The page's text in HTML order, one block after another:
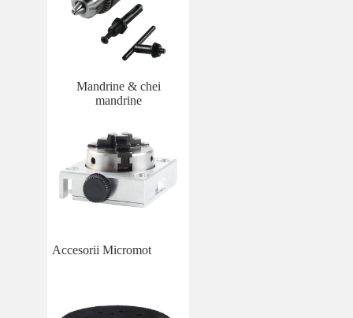
Mandrine & chei
mandrine
Accesorii Micromot